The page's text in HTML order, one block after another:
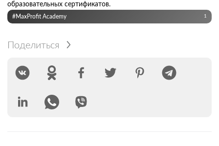
образовательных сертификатов.
#MaxProfit Academy 1
Поделиться